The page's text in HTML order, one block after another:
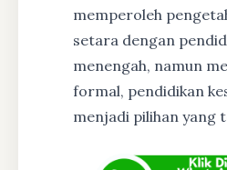
memperoleh
setara dengan
menengah, namun
formal, pendidikan
menjadi pilihan yang